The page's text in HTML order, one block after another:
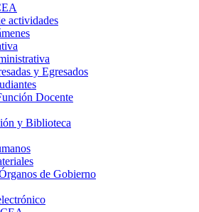
actividades
y Egresados
Docente
y Biblioteca
de Gobierno